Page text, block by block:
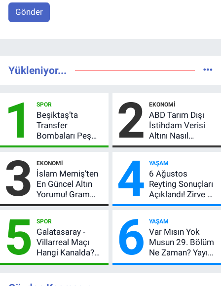
Gönder
Yükleniyor...
1 SPOR
Beşiktaş’ta
Transfer
Bombaları Peş
Peşe! Adalı
Açıkladı, 5 Yıldız
Daha Listede
2 EKONOMI
ABD Tarım Dışı
İstihdam Verisi
Altını Nasıl
Etkiler? Çok Basit
3 EKONOMI
İslam Memiş’ten
En Güncel Altın
Yorumu! Gram
Altın İçin 6.350 TL
Beklentisi
Değişmedi
4 YAŞAM
6 Ağustos
Reyting Sonuçları
Açıklandı! Zirve El
Değiştirdi:
MasterChef'i
Geride Bıraktı
5 SPOR
Galatasaray -
Villarreal Maçı
Hangi Kanalda?
Hazırlık Maçı Ne
Kaçta, Nereden
6 YAŞAM
Var Mısın Yok
Musun 29. Bölüm
Ne Zaman? Yayın
Günü Değişti, Yeni